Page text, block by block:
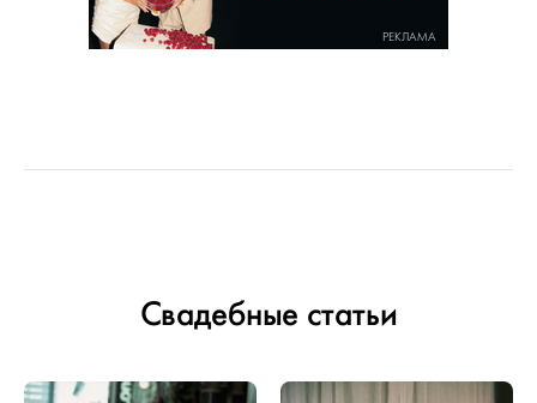
РЕКЛАМА
Свадебные статьи